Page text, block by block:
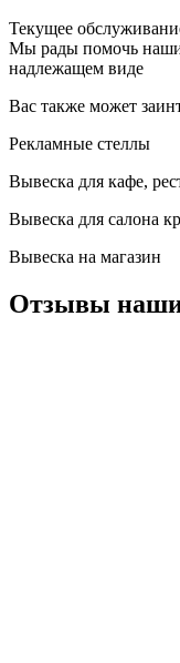
Текущее
Мы рады помочь
надлежащем виде
Вас также может
Рекламные стеллы
Вывеска для кафе,
Вывеска для салона
Вывеска на магазин
Отзывы